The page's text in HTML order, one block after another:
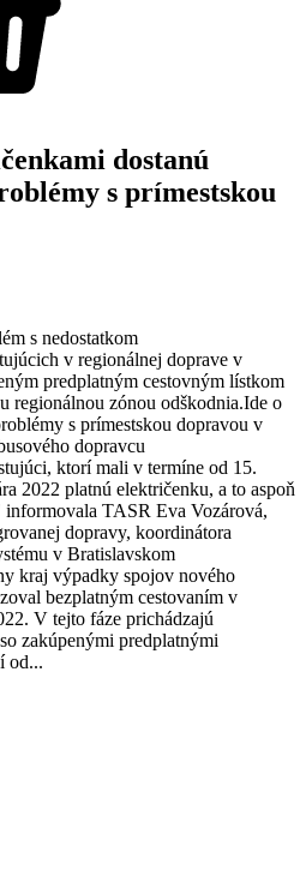
dostanú
s prímestskou
s nedostatkom
v regionálnej doprave v
predplatným cestovným lístkom
regionálnou zónou odškodnia.Ide o
s prímestskou dopravou v
dopravcu
ktorí mali v termíne od 15.
2022 platnú električenku, a to aspoň
TASR Eva Vozárová,
dopravy, koordinátora
v Bratislavskom
kraj výpadky spojov nového
bezplatným cestovaním v
V tejto fáze prichádzajú
zakúpenými predplatnými
od...